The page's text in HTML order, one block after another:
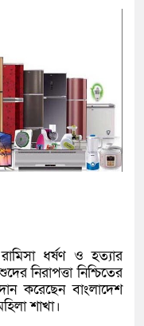
ধর্ষণ ও হত্যার
নিরাপত্তা নিশ্চিতের
করেছেন বাংলাদেশ
শাখা।